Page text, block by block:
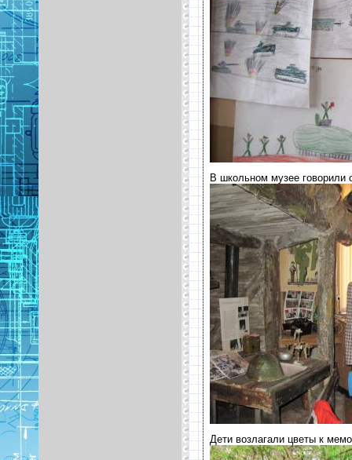
В школьном музее говорили
Дети возлагали цветы к